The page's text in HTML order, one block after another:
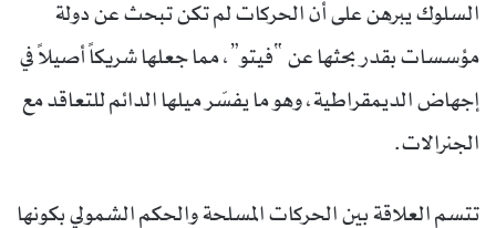
السلوك يبرهن على أن الحركات لم تكن تبحث عن دولة
مؤسسات بقدر بحثها عن “فيتو”، مما جعلها شريكاً أصيلاً في
إجهاض الديمقراطية، وهو ما يفسّر ميلها الدائم للتعاقد مع
الجنرالات.
تتسم العلاقة بين الحركات المسلحة والحكم الشمولي بكونها